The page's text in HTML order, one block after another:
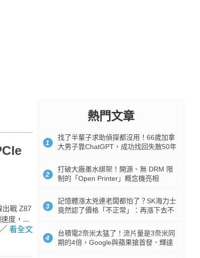
出戰 Z87
度，...
看全文
熱門文章
1
找了半輩子求助偵探都沒用！66歲加拿
大男子靠ChatGPT，成功找回失散50年
2
打破大廠墨水綁架！開源、無 DRM 限
制的「Open Printer」概念機亮相
3
記憶體漲太兇連老闆都怕了？SK海力士
竟然認了價格「不正常」：再漲下去不
4
台積電2奈米太猛了！流片量是3奈米同
期的4倍，Google與蘋果搶首發、輝達